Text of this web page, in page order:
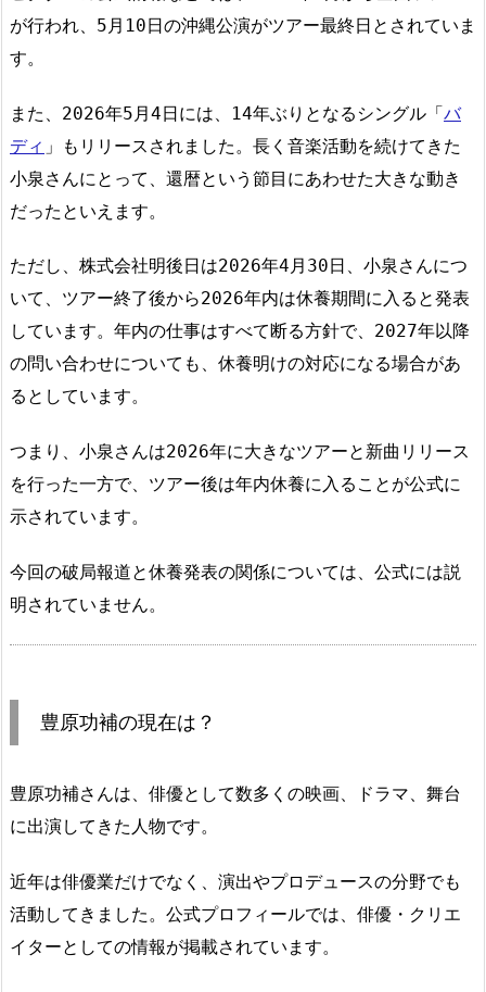
が行われ、5月10日の沖縄公演がツアー最終日とされていま
す。
また、2026年5月4日には、14年ぶりとなるシングル「バ
ディ 」もリリースされました。長く音楽活動を続けてきた
小泉さんにとって、還暦という節目にあわせた大きな動き
だったといえます。
ただし、株式会社明後日は2026年4月30日、小泉さんにつ
いて、ツアー終了後から2026年内は休養期間に入ると発表
しています。年内の仕事はすべて断る方針で、2027年以降
の問い合わせについても、休養明けの対応になる場合があ
るとしています。
つまり、小泉さんは2026年に大きなツアーと新曲リリース
を行った一方で、ツアー後は年内休養に入ることが公式に
示されています。
今回の破局報道と休養発表の関係については、公式には説
明されていません。
豊原功補の現在は？
豊原功補さんは、俳優として数多くの映画、ドラマ、舞台
に出演してきた人物です。
近年は俳優業だけでなく、演出やプロデュースの分野でも
活動してきました。公式プロフィールでは、俳優・クリエ
イターとしての情報が掲載されています。